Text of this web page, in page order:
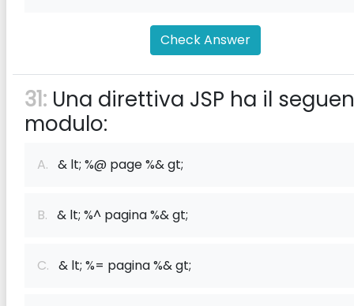
Check Answer
31: Una direttiva JSP ha il
modulo:
A. & lt; %@ page %& gt;
B. & lt; %^ pagina %& gt;
C. & lt; %= pagina %& gt;